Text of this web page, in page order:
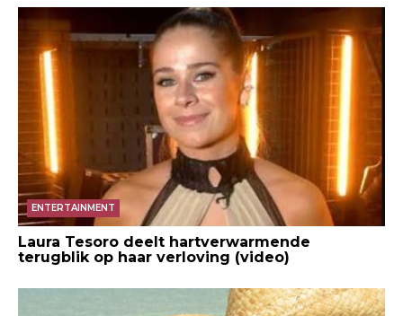
ENTERTAINMENT
Laura Tesoro deelt hartverwarmende
terugblik op haar verloving (video)